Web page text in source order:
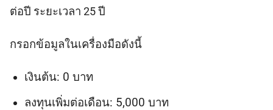
ต่อปี ระยะเวลา 25 ปี
กรอกข้อมูลในเครื่องมือดังนี้
เงินต้น: 0 บาท
ลงทุนเพิ่มต่อเดือน: 5,000 บาท